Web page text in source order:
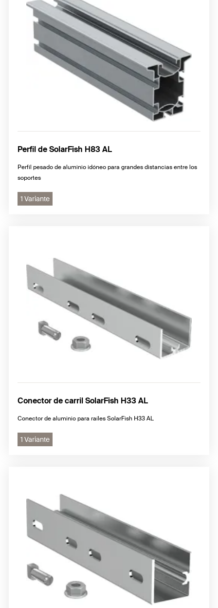
Perfil de SolarFish H83 AL
Perfil pesado de aluminio idóneo para grandes distancias entre los
soportes
1 Variante
Conector de carril SolarFish H33 AL
Conector de aluminio para raíles SolarFish H33 AL
1 Variante